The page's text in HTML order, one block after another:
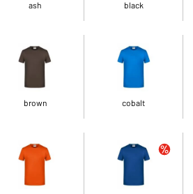
ash black
brown cobalt